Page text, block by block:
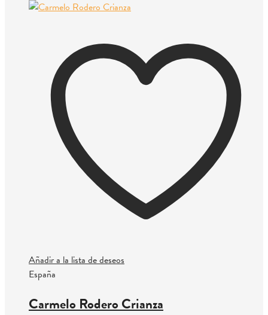
Añadir a la lista de deseos
España
Carmelo Rodero Crianza